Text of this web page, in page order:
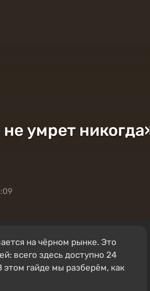
умрет
на чёрном рынке. Это
всего здесь доступно 24
гайде мы разберём, как